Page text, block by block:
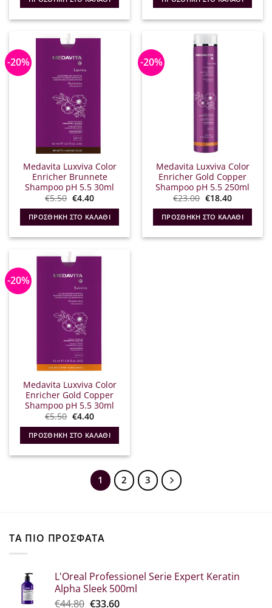
€5.50.είναι:
€4.40.
€23.00.είναι:
€18.40.
-20%
Medavita Luxviva Color
Enricher Brunnete
Shampoo pH 5.5 30ml
€5.50 Original
was:
€5.50.
€4.40Η
τιμή
είναι:
€4.40.
ΠΡΟΣΘΉΚΗ ΣΤΟ ΚΑΛΆΘΙ
-20%
Medavita Luxviva Color
Enricher Gold Copper
Shampoo pH 5.5 250ml
€23.00 Original
was:
€23.00.
€18.40Η
τιμή
είναι:
€18.40.
ΠΡΟΣΘΉΚΗ ΣΤΟ ΚΑΛΆΘΙ
-20%
Medavita Luxviva Color
Enricher Gold Copper
Shampoo pH 5.5 30ml
€5.50 Original
price
was:
€5.50.
€4.40Η
τιμή
είναι:
€4.40.
ΠΡΟΣΘΉΚΗ ΣΤΟ ΚΑΛΆΘΙ
1 2 3
ΤΑ ΠΙΟ ΠΡΟΣΦΑΤΑ
L'Oreal Professionel Serie Expert Keratin
Alpha Sleek 500ml
€44.80 Original
€33.60Η